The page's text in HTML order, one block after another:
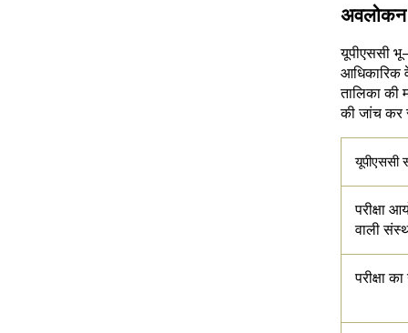
अवलोकन
यूपीएससी
आधिकारिक
तालिका की
की जांच
यूपीएससी
परीक्षा
वाली
परीक्षा